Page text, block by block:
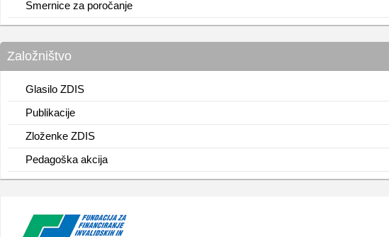
Smernice za poročanje
Založništvo
Glasilo ZDIS
Publikacije
Zloženke ZDIS
Pedagoška akcija